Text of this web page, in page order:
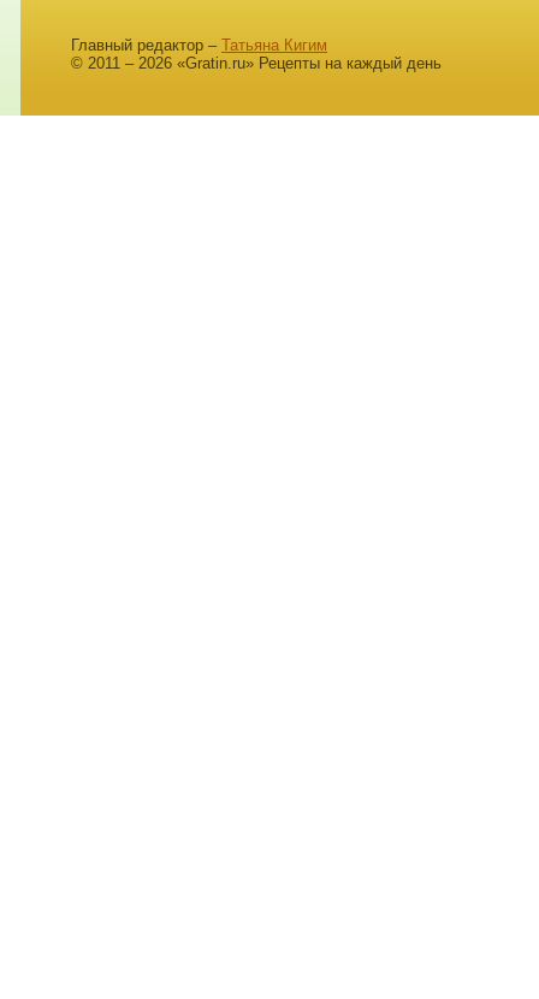
Главный редактор – Татьяна Кигим
© 2011 – 2026 «Gratin.ru» Рецепты на каждый день